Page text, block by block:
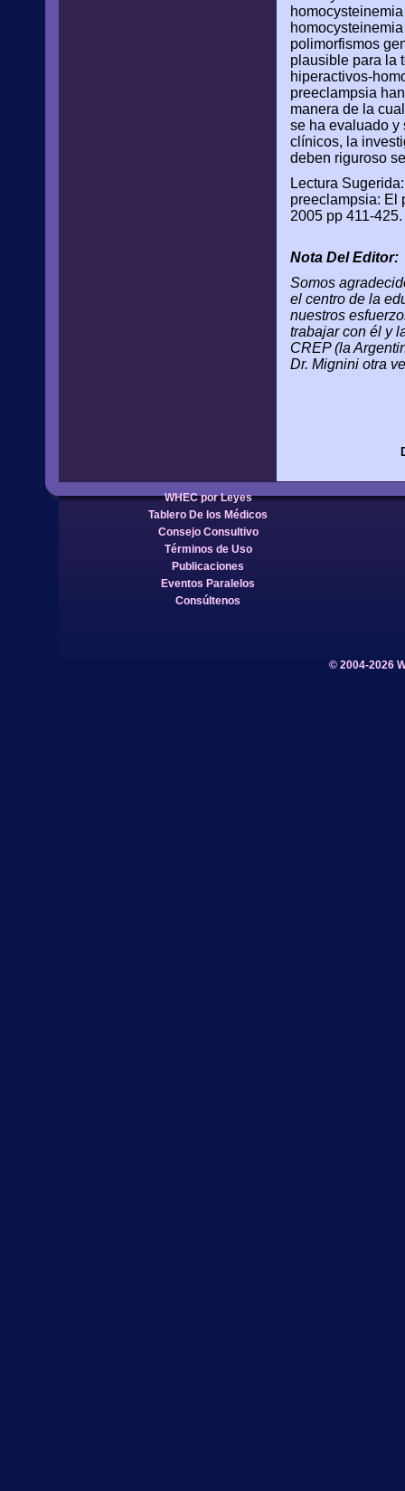
polimorfismos
plausible para la
hiperactivos-
preeclampsia
manera de la
se ha evaluado y
clínicos, la
deben riguroso
Lectura
preeclampsia: El
2005 pp 411-425.
Nota Del Editor:
Somos
el centro de la
nuestros
trabajar con él y
CREP (la
Dr. Mignini otra
WHEC por Leyes
Tablero De los Médicos
Consejo Consultivo
Términos de Uso
Publicaciones
Eventos Paralelos
Consúltenos
© 2004-2026